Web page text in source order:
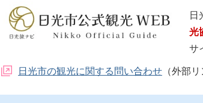
日
光
サ
日光市の観光に関する問い合わせ （外部リ